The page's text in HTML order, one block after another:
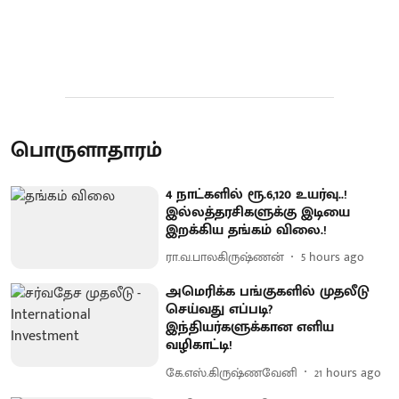
பொருளாதாரம்
4 நாட்களில் ரூ.6,120 உயர்வு..!
இல்லத்தரசிகளுக்கு இடியை
இறக்கிய தங்கம் விலை.!
ரா.வ.பாலகிருஷ்ணன் 5 hours ago
அமெரிக்க பங்குகளில் முதலீடு
செய்வது எப்படி?
இந்தியர்களுக்கான எளிய
வழிகாட்டி!
கே.எஸ்.கிருஷ்ணவேனி 21 hours ago